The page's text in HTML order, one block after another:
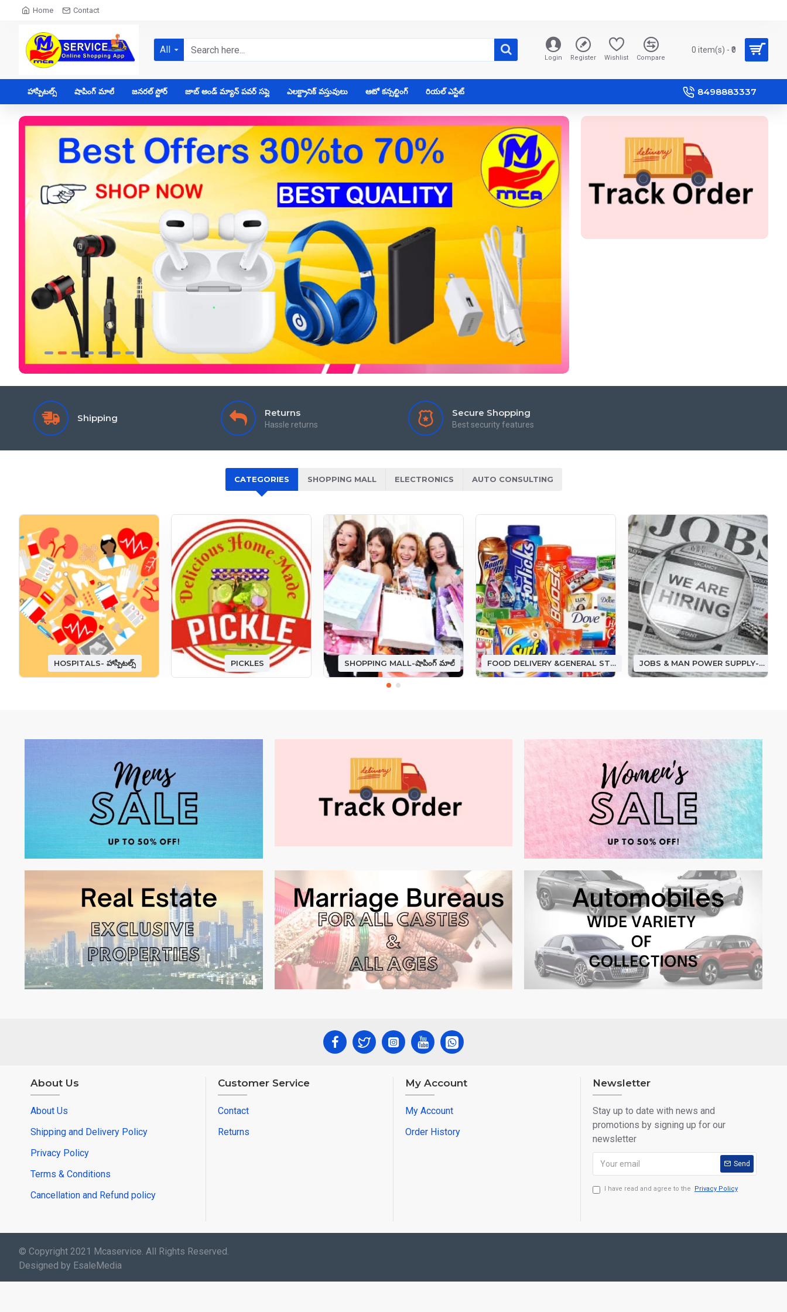
Home Contact
All
Login Register Wishlist Compare
0 item(s) - ₹0
హాస్పిటల్స్ షాపింగ్ మాల్ జనరల్ స్టోర్ జాబ్ అండ్ మ్యాన్ పవర్ సప్లై ఎలక్ట్రానిక్ వస్తువులు ఆటో కన్సల్టింగ్ రియల్ ఎస్టేట్ 8498883337
Shipping Returns
Hassle returns
Secure Shopping
Best security features
CATEGORIES SHOPPING MALL ELECTRONICS AUTO CONSULTING
HOSPITALS- హాస్పిటల్స్ PICKLES SHOPPING MALL-షాపింగ్ మాల్ FOOD DELIVERY &GENERAL STORE ఫుడ్ డెలివరీ &(జనరల్ స్టోర్) JOBS & MAN POWER SUPPLY-జాబ్ అండ్ మ్యాన్ పవర్ సప్లై
About Us
About Us
Shipping and Delivery Policy
Privacy Policy
Terms & Conditions
Cancellation and Refund policy
Customer Service
Contact
Returns
My Account
My Account
Order History
Newsletter
Stay up to date with news and
promotions by signing up for our
newsletter
Send
I have read and agree to the Privacy Policy
© Copyright 2021 Mcaservice. All Rights Reserved.
Designed by EsaleMedia